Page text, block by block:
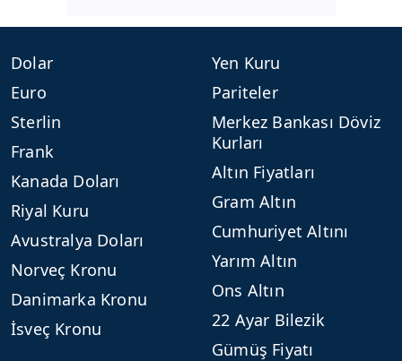
Dolar
Euro
Sterlin
Frank
Kanada Doları
Riyal Kuru
Avustralya Doları
Norveç Kronu
Danimarka Kronu
İsveç Kronu
Yen Kuru
Pariteler
Merkez Bankası Döviz
Kurları
Altın Fiyatları
Gram Altın
Cumhuriyet Altını
Yarım Altın
Ons Altın
22 Ayar Bilezik
Gümüş Fiyatı